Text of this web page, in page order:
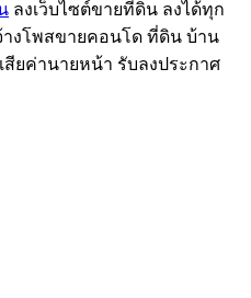
ลงเว็บไซต์ขายที่ดิน ลงได้ทุก
างโพสขายคอนโด ที่ดิน บ้าน
สียค่านายหน้า รับลงประกาศ